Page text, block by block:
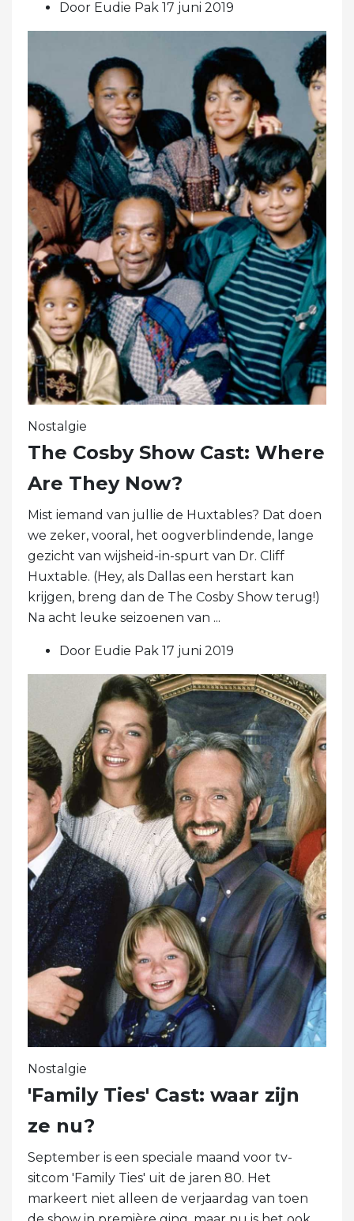
Door Eudie Pak 17 juni 2019
Nostalgie
The Cosby Show Cast: Where
Are They Now?
Mist iemand van jullie de Huxtables? Dat doen
we zeker, vooral, het oogverblindende, lange
gezicht van wijsheid-in-spurt van Dr. Cliff
Huxtable. (Hey, als Dallas een herstart kan
krijgen, breng dan de The Cosby Show terug!)
Na acht leuke seizoenen van ...
Door Eudie Pak 17 juni 2019
Nostalgie
'Family Ties' Cast: waar zijn
ze nu?
September is een speciale maand voor tv-
sitcom 'Family Ties' uit de jaren 80. Het
markeert niet alleen de verjaardag van toen